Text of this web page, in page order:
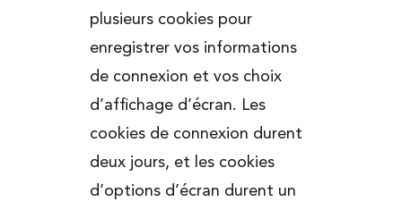
plusieurs cookies pour
enregistrer vos informations
de connexion et vos choix
d’affichage d’écran. Les
cookies de connexion durent
deux jours, et les cookies
d’options d’écran durent un